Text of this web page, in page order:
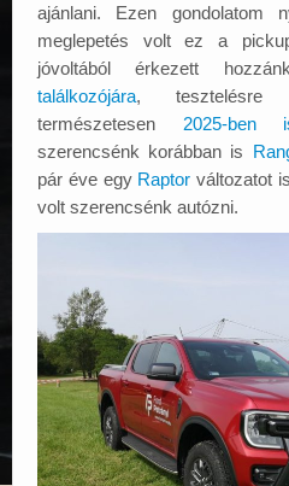
ajánlani. Ezen gondolatom
meglepetés volt ez a
jóvoltából érkezett
találkozójára, tesztelésre
természetesen 2025-ben
szerencsénk korábban is
pár éve egy Raptor változatot
volt szerencsénk autózni.